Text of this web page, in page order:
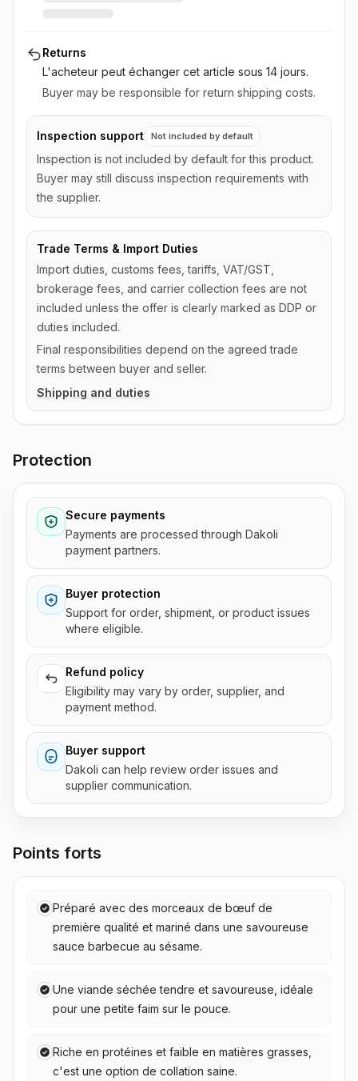
Points forts
Préparé avec des morceaux de bœuf de
première qualité et mariné dans une savoureuse
sauce barbecue au sésame.
Une viande séchée tendre et savoureuse, idéale
pour une petite faim sur le pouce.
Riche en protéines et faible en matières grasses,
c'est une option de collation saine.
Returns
L'acheteur peut échanger cet article sous 14 jours.
Buyer may be responsible for return shipping costs.
Inspection support Not included by default
Inspection is not included by default for this product.
Buyer may still discuss inspection requirements with
the supplier.
Trade Terms & Import Duties
Import duties, customs fees, tariffs, VAT/GST,
brokerage fees, and carrier collection fees are not
included unless the offer is clearly marked as DDP or
duties included.
Final responsibilities depend on the agreed trade
terms between buyer and seller.
Shipping and duties
Protection
Secure payments
Payments are processed through Dakoli
payment partners.
Buyer protection
Support for order, shipment, or product issues
where eligible.
Refund policy
Eligibility may vary by order, supplier, and
payment method.
Buyer support
Dakoli can help review order issues and
supplier communication.